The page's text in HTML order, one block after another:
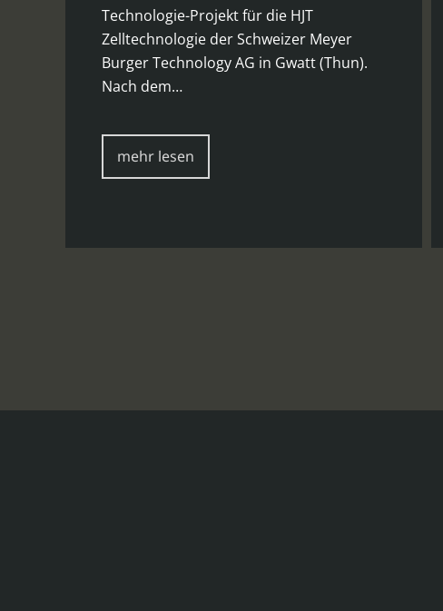
Technologie-Projekt für die HJT
Zelltechnologie der Schweizer Meyer
Burger Technology AG in Gwatt (Thun).
Nach dem…
mehr lesen